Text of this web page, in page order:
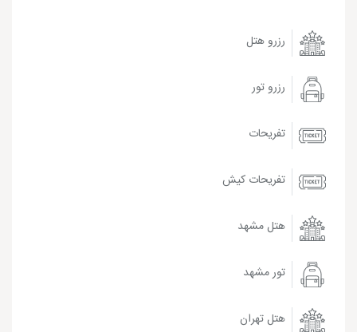
رزرو هتل
رزرو تور
تفریحات
تفریحات کیش
هتل مشهد
تور مشهد
هتل تهران